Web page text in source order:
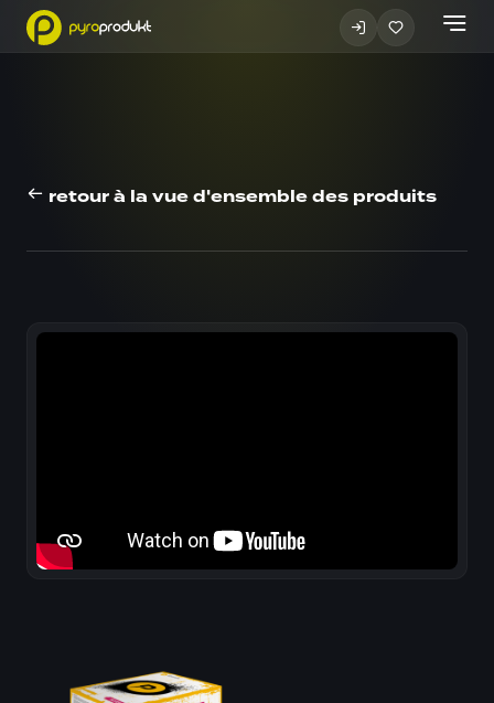
retour à la vue d'ensemble des produits